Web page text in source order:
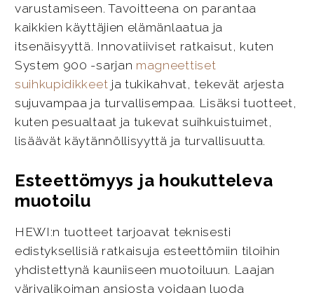
varustamiseen. Tavoitteena on parantaa
kaikkien käyttäjien elämänlaatua ja
itsenäisyyttä. Innovatiiviset ratkaisut, kuten
System 900 -sarjan magneettiset
suihkupidikkeet ja tukikahvat, tekevät arjesta
sujuvampaa ja turvallisempaa. Lisäksi tuotteet,
kuten pesualtaat ja tukevat suihkuistuimet,
lisäävät käytännöllisyyttä ja turvallisuutta.
Esteettömyys ja houkutteleva
muotoilu
HEWI:n tuotteet tarjoavat teknisesti
edistyksellisiä ratkaisuja esteettömiin tiloihin
yhdistettynä kauniiseen muotoiluun. Laajan
värivalikoiman ansiosta voidaan luoda